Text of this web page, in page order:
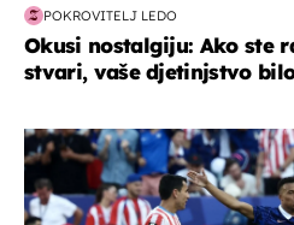
POKROVITELJ LEDO
Okusi nostalgiju: Ako ste
stvari, vaše djetinjstvo
svjetsko prvenstvo 2026